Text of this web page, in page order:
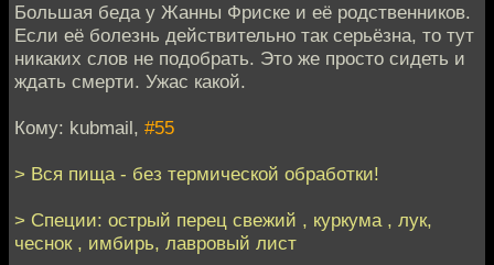
Большая беда у Жанны Фриске и её родственников.
Если её болезнь действительно так серьёзна, то тут
никаких слов не подобрать. Это же просто сидеть и
ждать смерти. Ужас какой.
Кому: kubmail, #55
> Вся пища - без термической обработки!
> Специи: острый перец свежий , куркума , лук,
чеснок , имбирь, лавровый лист